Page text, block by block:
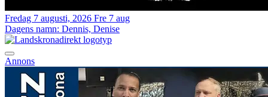
Fredag 7 augusti, 2026 Fre 7 aug
Dagens namn: Dennis, Denise
Annons